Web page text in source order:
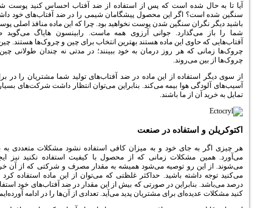
که پس از استفاده از ضد آفتاب احساس کنید پوست شما
محصول پیشگامان شیمی را در ضد آفتاب‌های خود داشته
شدن پوست نخواهید بود. چرا که این ماده منافذ اصلی پوست
جوانی آرزوی همه ماست. رابینسون هایاگ می‌گوید ضد
ماده هستند بهترین انتخاب برای چین و چروک‌ها هستند. چین و
درمان به خود ببینند؛ در مدتی نه چندان طولانی چین و
این ماده در ضد آفتاب‌های تولید شما مشتریان را در برابر
می‌کند. بنابراین می‌توان انتظار داشت شرکت‌های بسیاری
در صنعت
و به میزان کافی استفاده نشود مشکلات متعددی به بار
زمانی که از محصول با کیفیت استفاده نکنید نیز ایجاد
می‌شود همیشه به مقدار مصرف و شرکتی که از آن خرید
می‌کنید توجه داشته باشید. حداکثر غلظتی که می‌توان از این ماده استفاده کرد ۱۰
در صورتی که بیش از این مقدار در ضد آفتاب‌های خود استفاده
مشتریان پدید می‌آید. تعدادی از آن‌ها را در ادامه آورده‌ایم.